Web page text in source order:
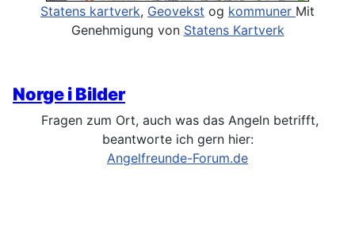
Statens kartverk, Geovekst og kommuner Mit
Genehmigung von Statens Kartverk
Norge i Bilder
Fragen zum Ort, auch was das Angeln betrifft,
beantworte ich gern hier:
Angelfreunde-Forum.de